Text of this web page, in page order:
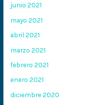
junio 2021
mayo 2021
abril 2021
marzo 2021
febrero 2021
enero 2021
diciembre 2020